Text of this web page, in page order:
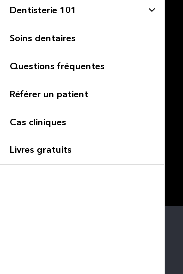
Dentisterie 101
Soins dentaires
Questions fréquentes
Référer un patient
Cas cliniques
Livres gratuits